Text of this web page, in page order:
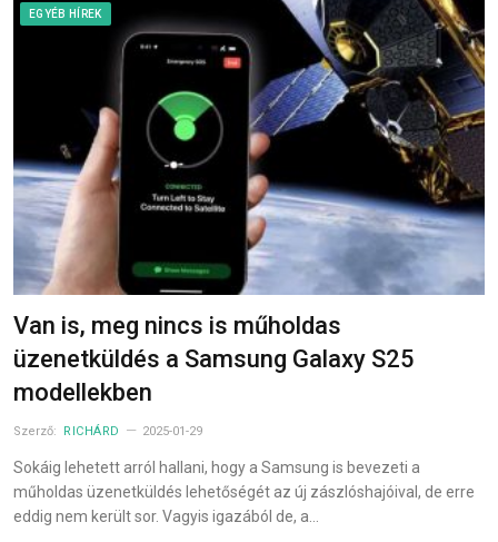
EGYÉB HÍREK
Van is, meg nincs is műholdas
üzenetküldés a Samsung Galaxy S25
modellekben
Szerző: RICHÁRD 2025-01-29
Sokáig lehetett arról hallani, hogy a Samsung is bevezeti a
műholdas üzenetküldés lehetőségét az új zászlóshajóival, de erre
eddig nem került sor. Vagyis igazából de, a…